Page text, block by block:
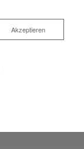
Akzeptieren